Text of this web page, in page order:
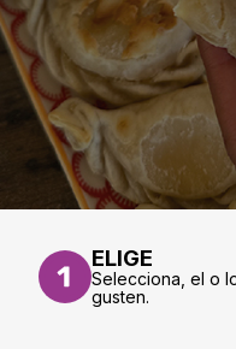
ELIGE
Selecciona, el o
gusten.